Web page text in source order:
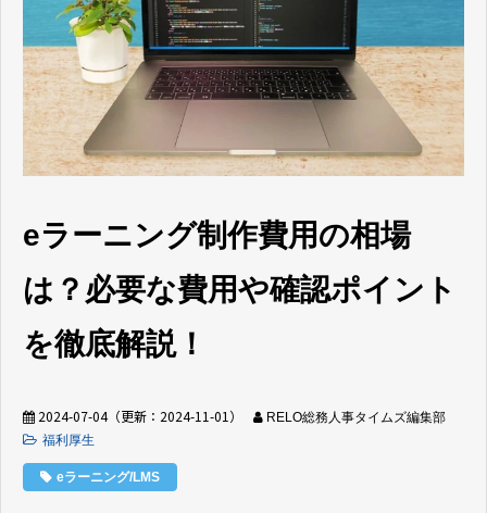
eラーニング制作費用の相場
は？必要な費用や確認ポイント
を徹底解説！
2024-07-04（更新： 2024-11-01 ）
RELO総務人事タイムズ編集部
福利厚生
eラーニング/LMS